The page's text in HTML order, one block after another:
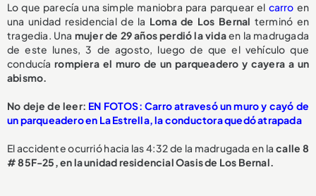
Lo que parecía una simple maniobra para parquear el carro en
una unidad residencial de la Loma de Los Bernal terminó en
tragedia. Una mujer de 29 años perdió la vidaen la madrugada
de este lunes, 3 de agosto, luego de que el vehículo que
conducíarompiera el muro de un parqueadero y cayera a un
abismo.
No deje de leer: EN FOTOS: Carro atravesó un muro y cayó de
un parqueadero en La Estrella, la conductora quedó atrapada
El accidente ocurrió hacia las 4:32 de la madrugada en lacalle 8
# 85F-25, en la unidad residencial Oasis de Los Bernal.